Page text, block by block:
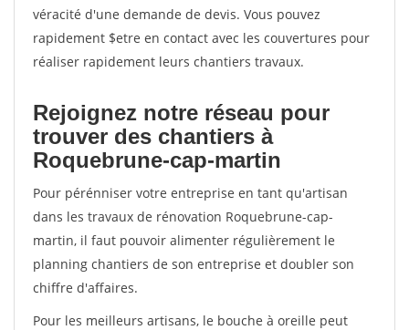
véracité d'une demande de devis. Vous pouvez
rapidement $etre en contact avec les couvertures pour
réaliser rapidement leurs chantiers travaux.
Rejoignez notre réseau pour
trouver des chantiers à
Roquebrune-cap-martin
Pour pérénniser votre entreprise en tant qu'artisan
dans les travaux de rénovation Roquebrune-cap-
martin, il faut pouvoir alimenter régulièrement le
planning chantiers de son entreprise et doubler son
chiffre d'affaires.
Pour les meilleurs artisans, le bouche à oreille peut